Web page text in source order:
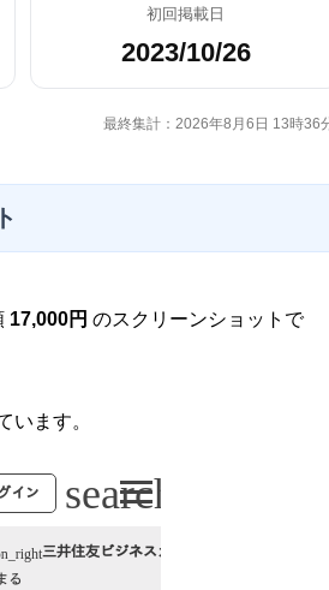
初回掲載日
2023/10/26
最終集計：2026年8月6日 13時36
17,000円 のスクリーンショットで
います。